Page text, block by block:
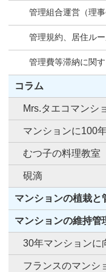
管理組合運営（理
管理規約、居住ル
管理費等滞納に関
コラム
Mrs.タエコマンシ
マンションに100
むつ子の料理教室
硯滴
マンションの植栽と
マンションの維持管
30年マンションに
フランスのマン